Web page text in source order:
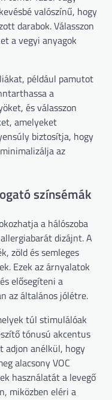
valószínű, hogy
darabok. Válasszon
a vegyi anyagok
például pamutot
a
és válasszon
amelyeket
biztosítja, hogy
az
színsémák
a hálószoba
dizájnt. A
zöld és semleges
Ezek az árnyalatok
elősegíteni a
az általános jólétre.
túl stimulálóak
tónusú akcentus
adjon anélkül, hogy
alacsony VOC
használatát a levegő
miközben eléri a